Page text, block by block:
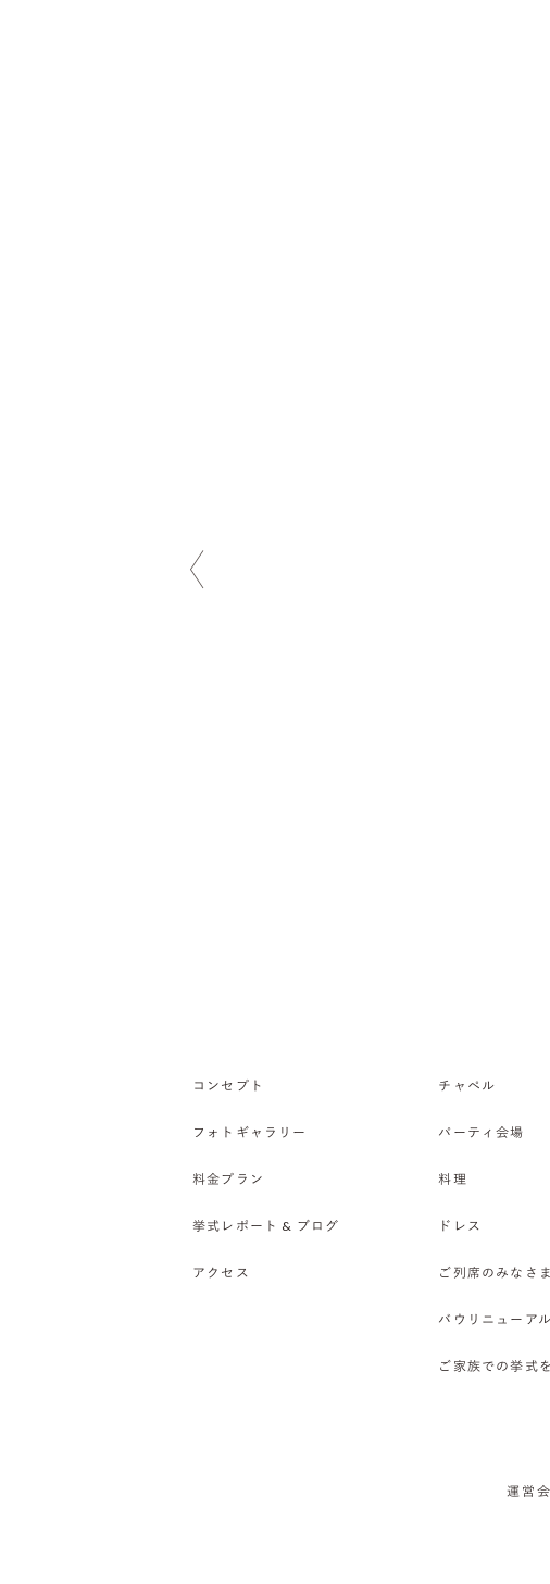
コンセプト
フォトギャラリー
料金プラン
挙式レポート & ブログ
アクセス
チャペル
パーティ会場
料理
ドレス
ご列席のみなさ
バウリニューア
ご家族での挙式
運営